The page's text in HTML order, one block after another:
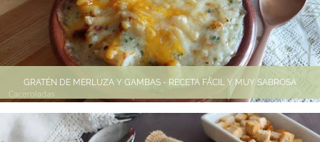
GRATÉN DE MERLUZA Y GAMBAS - RECETA FÁCIL Y MUY SABROSA